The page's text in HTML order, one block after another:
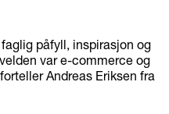
påfyll, inspirasjon og
var e-commerce og
Andreas Eriksen fra